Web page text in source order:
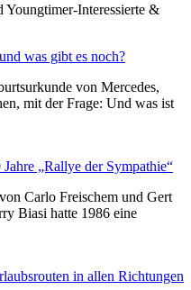
Interessierte &
was gibt es noch?
von Mercedes,
mit der Frage: Und was ist
„Rallye der Sympathie“
Carlo Freischem und Gert
Biasi hatte 1986 eine
in allen Richtungen